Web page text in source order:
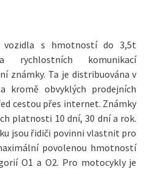
vozidla s hmotností do 3,5t
rychlostních komunikací
známky. Ta je distribuována v
kromě obvyklých prodejních
cestou přes internet. Známky
platnosti 10 dní, 30 dní a rok.
jsou řidiči povinni vlastnit pro
povolenou hmotností
O1 a O2. Pro motocykly je